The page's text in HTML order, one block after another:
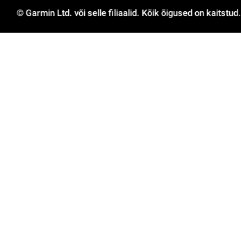
© Garmin Ltd. või selle filiaalid. Kõik õigused on kaitstud.